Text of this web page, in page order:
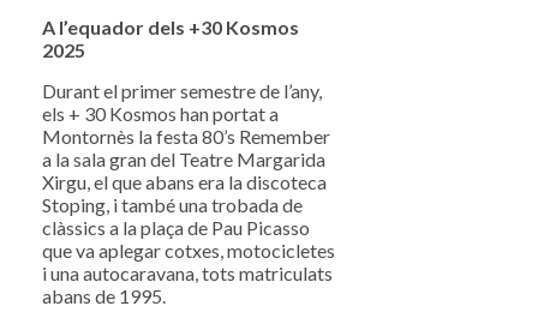
A l’equador dels +30 Kosmos
2025
Durant el primer semestre de l’any,
els + 30 Kosmos han portat a
Montornès la festa 80’s Remember
a la sala gran del Teatre Margarida
Xirgu, el que abans era la discoteca
Stoping, i també una trobada de
clàssics a la plaça de Pau Picasso
que va aplegar cotxes, motocicletes
i una autocaravana, tots matriculats
abans de 1995.